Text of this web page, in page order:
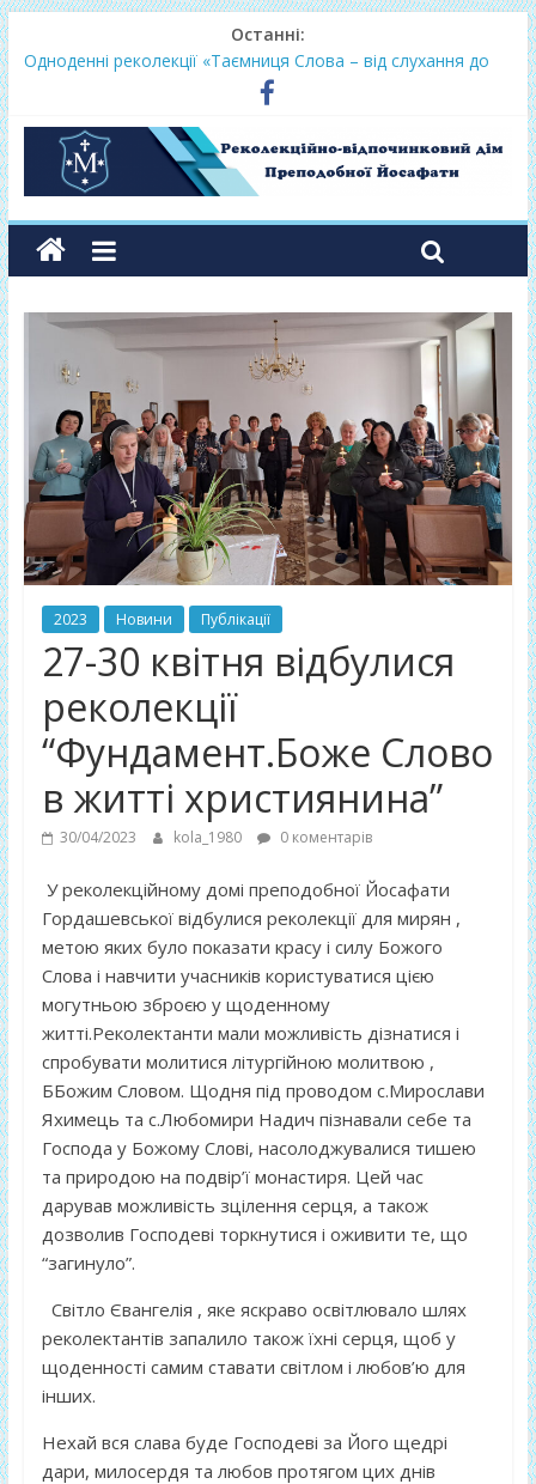
Останні:
Одноденні реколекції «Таємниця Слова – від слухання до
Lectio Divina – єв.Матея 2026
Нове життя в Христі – осінь 2026
Фундамент у вересні 2026
2023 Новини Публікації
27-30 квітня відбулися
реколекції
“Фундамент.Боже Слово
в житті християнина”
30/04/2023 kola_1980 0 коментарів
У реколекційному домі преподобної Йосафати
Гордашевської відбулися реколекції для мирян ,
метою яких було показати красу і силу Божого
Слова і навчити учасників користуватися цією
могутньою зброєю у щоденному
житті.Реколектанти мали можливість дізнатися і
спробувати молитися літургійною молитвою ,
ББожим Словом. Щодня під проводом с.Мирослави
Яхимець та с.Любомири Надич пізнавали себе та
Господа у Божому Слові, насолоджувалися тишею
та природою на подвір’ї монастиря. Цей час
дарував можливість зцілення серця, а також
дозволив Господеві торкнутися і оживити те, що
“загинуло”.
Світло Євангелія , яке яскраво освітлювало шлях
реколектантів запалило також їхні серця, щоб у
щоденності самим ставати світлом і любов’ю для
інших.
Нехай вся слава буде Господеві за Його щедрі
дари, милосердя та любов протягом цих днів